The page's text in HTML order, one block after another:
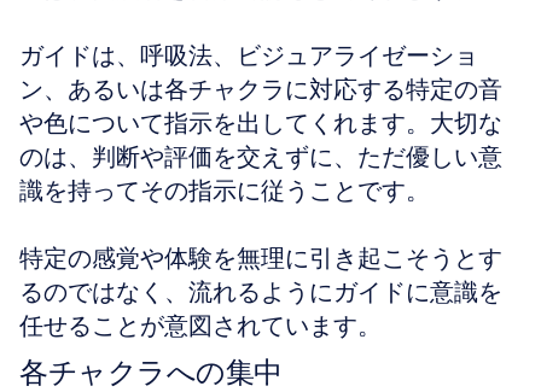
ガイドは、呼吸法、ビジュアライゼーショ
ン、あるいは各チャクラに対応する特定の音
や色について指示を出してくれます。大切な
のは、判断や評価を交えずに、ただ優しい意
識を持ってその指示に従うことです。
特定の感覚や体験を無理に引き起こそうとす
るのではなく、流れるようにガイドに意識を
任せることが意図されています。
各チャクラへの集中